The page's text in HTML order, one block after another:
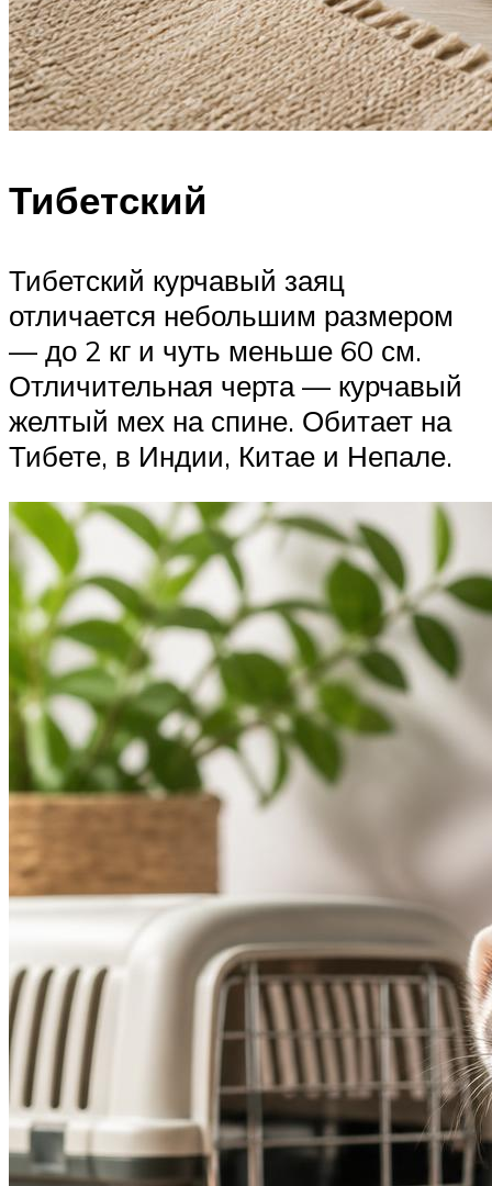
Тибетский
Тибетский курчавый заяц
отличается небольшим размером
— до 2 кг и чуть меньше 60 см.
Отличительная черта — курчавый
желтый мех на спине. Обитает на
Тибете, в Индии, Китае и Непале.